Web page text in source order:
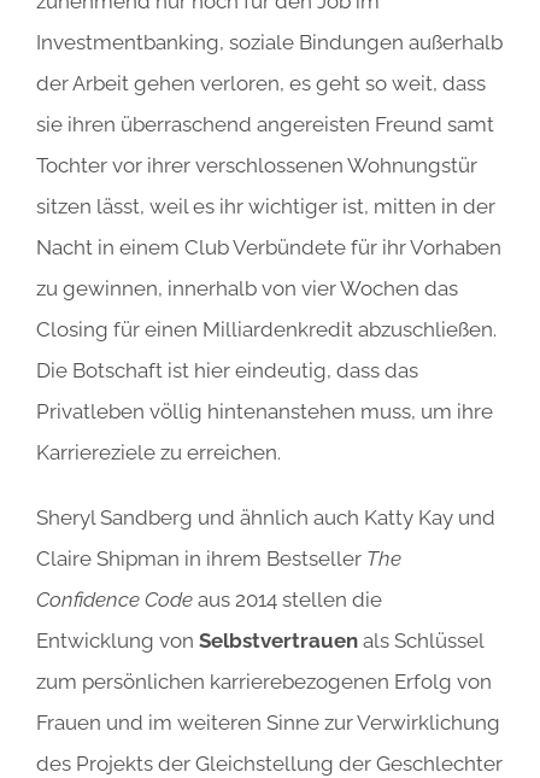
Investmentbanking, soziale Bindungen außerhalb
der Arbeit gehen verloren, es geht so weit, dass
sie ihren überraschend angereisten Freund samt
Tochter vor ihrer verschlossenen Wohnungstür
sitzen lässt, weil es ihr wichtiger ist, mitten in der
Nacht in einem Club Verbündete für ihr Vorhaben
zu gewinnen, innerhalb von vier Wochen das
Closing für einen Milliardenkredit abzuschließen.
Die Botschaft ist hier eindeutig, dass das
Privatleben völlig hintenanstehen muss, um ihre
Karriereziele zu erreichen.
Sheryl Sandberg und ähnlich auch Katty Kay und
Claire Shipman in ihrem Bestseller The
Confidence Code aus 2014 stellen die
Entwicklung von Selbstvertrauen als Schlüssel
zum persönlichen karrierebezogenen Erfolg von
Frauen und im weiteren Sinne zur Verwirklichung
des Projekts der Gleichstellung der Geschlechter